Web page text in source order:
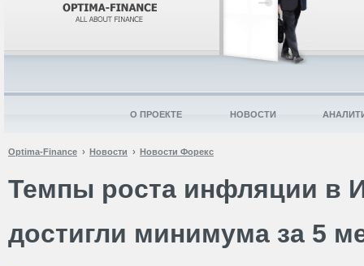
Optima-Finance Новости Новости Форекс
Темпы роста инфляции в
достигли минимума за 5
О ПРОЕКТЕ НОВОСТИ